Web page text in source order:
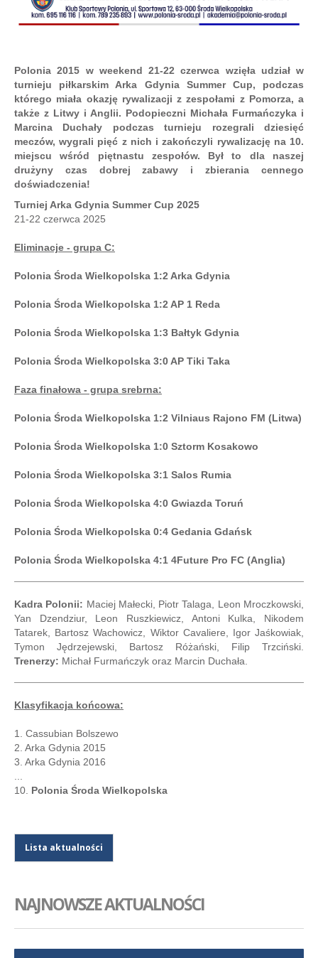
Polonia 2015 w weekend 21-22 czerwca wzięła udział w
turnieju piłkarskim Arka Gdynia Summer Cup, podczas
którego miała okazję rywalizacji z zespołami z Pomorza, a
także z Litwy i Anglii. Podopieczni Michała Furmańczyka i
Marcina Duchały podczas turnieju rozegrali dziesięć
meczów, wygrali pięć z nich i zakończyli rywalizację na 10.
miejscu wśród piętnastu zespołów. Był to dla naszej
drużyny czas dobrej zabawy i zbierania cennego
doświadczenia!
Turniej Arka Gdynia Summer Cup 2025
21-22 czerwca 2025
Eliminacje - grupa C:
Polonia Środa Wielkopolska 1:2 Arka Gdynia
Polonia Środa Wielkopolska 1:2 AP 1 Reda
Polonia Środa Wielkopolska 1:3 Bałtyk Gdynia
Polonia Środa Wielkopolska 3:0 AP Tiki Taka
Faza finałowa - grupa srebrna:
Polonia Środa Wielkopolska 1:2 Vilniaus Rajono FM (Litwa)
Polonia Środa Wielkopolska 1:0 Sztorm Kosakowo
Polonia Środa Wielkopolska 3:1 Salos Rumia
Polonia Środa Wielkopolska 4:0 Gwiazda Toruń
Polonia Środa Wielkopolska 0:4 Gedania Gdańsk
Polonia Środa Wielkopolska 4:1 4Future Pro FC (Anglia)
Kadra Polonii: Maciej Małecki, Piotr Talaga, Leon Mroczkowski,
Yan Dzendziur, Leon Ruszkiewicz, Antoni Kulka, Nikodem
Tatarek, Bartosz Wachowicz, Wiktor Cavaliere, Igor Jaśkowiak,
Tymon Jędrzejewski, Bartosz Różański, Filip Trzciński.
Trenerzy: Michał Furmańczyk oraz Marcin Duchała.
Klasyfikacja końcowa:
1. Cassubian Bolszewo
2. Arka Gdynia 2015
3. Arka Gdynia 2016
...
10. Polonia Środa Wielkopolska
Lista aktualności
NAJNOWSZE AKTUALNOŚCI